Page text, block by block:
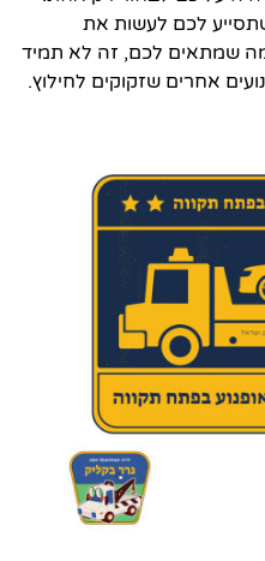
לכם לעשות את
שמתאים לכם, זה לא תמיד
אחרים שזקוקים לחילוץ.